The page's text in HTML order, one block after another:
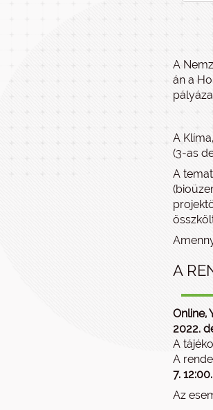
A
án a
A
(3-as
A
A
Online,
2022.
A
A
7. 12:00.
Az